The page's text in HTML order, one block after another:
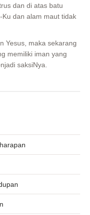
dan di atas batu
dan alam maut tidak
Yesus, maka sekarang
memiliki iman yang
saksiNya.